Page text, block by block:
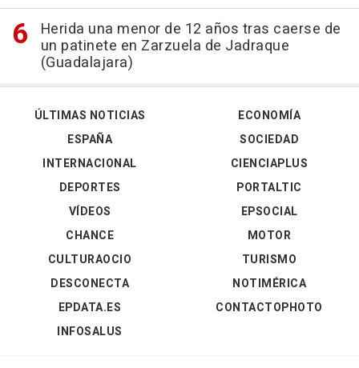
Herida una menor de 12 años tras caerse de
un patinete en Zarzuela de Jadraque
(Guadalajara)
ÚLTIMAS NOTICIAS
ESPAÑA
INTERNACIONAL
DEPORTES
VÍDEOS
ECONOMÍA
SOCIEDAD
CIENCIAPLUS
PORTALTIC
EPSOCIAL
CHANCE
CULTURAOCIO
DESCONECTA
EPDATA.ES
INFOSALUS
MOTOR
TURISMO
NOTIMÉRICA
CONTACTOPHOTO